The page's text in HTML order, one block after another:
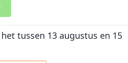
tussen 13 augustus en 15